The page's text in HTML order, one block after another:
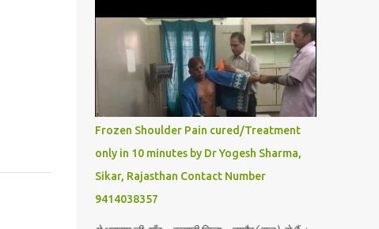
Frozen Shoulder Pain cured/Treatment
only in 10 minutes by Dr Yogesh Sharma,
Sikar, Rajasthan Contact Number
9414038357